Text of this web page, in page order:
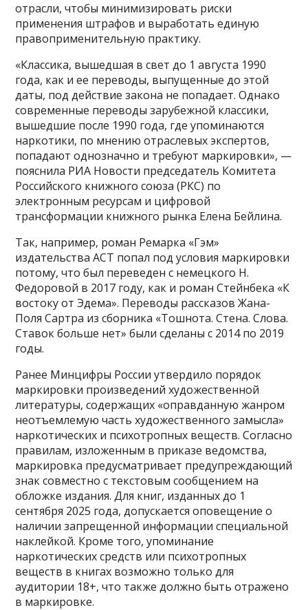
отрасли, чтобы минимизировать риски
применения штрафов и выработать единую
правоприменительную практику.
«Классика, вышедшая в свет до 1 августа 1990
года, как и ее переводы, выпущенные до этой
даты, под действие закона не попадает. Однако
современные переводы зарубежной классики,
вышедшие после 1990 года, где упоминаются
наркотики, по мнению отраслевых экспертов,
попадают однозначно и требуют маркировки», —
пояснила РИА Новости председатель Комитета
Российского книжного союза (РКС) по
электронным ресурсам и цифровой
трансформации книжного рынка Елена Бейлина.
Так, например, роман Ремарка «Гэм»
издательства АСТ попал под условия маркировки
потому, что был переведен с немецкого Н.
Федоровой в 2017 году, как и роман Стейнбека «К
востоку от Эдема». Переводы рассказов Жана-
Поля Сартра из сборника «Тошнота. Стена. Слова.
Ставок больше нет» были сделаны с 2014 по 2019
годы.
Ранее Минцифры России утвердило порядок
маркировки произведений художественной
литературы, содержащих «оправданную жанром
неотъемлемую часть художественного замысла»
наркотических и психотропных веществ. Согласно
правилам, изложенным в приказе ведомства,
маркировка предусматривает предупреждающий
знак совместно с текстовым сообщением на
обложке издания. Для книг, изданных до 1
сентября 2025 года, допускается оповещение о
наличии запрещенной информации специальной
наклейкой. Кроме того, упоминание
наркотических средств или психотропных
веществ в книгах возможно только для
аудитории 18+, что также должно быть отражено
в маркировке.